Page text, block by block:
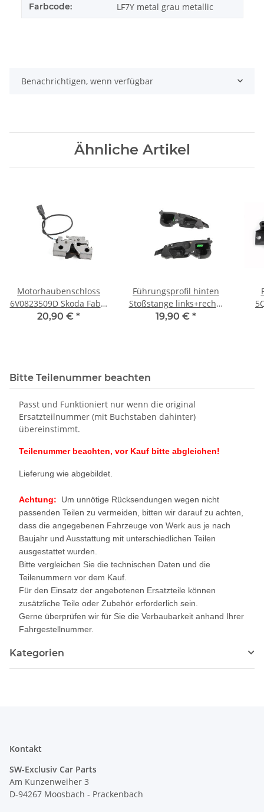
Farbcode: LF7Y metal grau metallic
Benachrichtigen, wenn verfügbar
Ähnliche Artikel
Motorhaubenschloss
6V0823509D Skoda Fabia
III NJ Haubenschloss
20,90 € *
Führungsprofil hinten
Stoßstange links+rechts
Skoda Superb 3V
19,90 € *
Bitte Teilenummer beachten
Passt und Funktioniert nur wenn die original
Ersatzteilnummer (mit Buchstaben dahinter)
übereinstimmt.
Teilenummer beachten, vor Kauf bitte abgleichen!
Lieferung wie abgebildet.
Achtung: Um unnötige Rücksendungen wegen nicht
passenden Teilen zu vermeiden, bitten wir darauf zu achten,
dass die angegebenen Fahrzeuge von Werk aus je nach
Baujahr und Ausstattung mit unterschiedlichen Teilen
ausgestattet wurden.
Bitte vergleichen Sie die technischen Daten und die
Teilenummern vor dem Kauf.
Für den Einsatz der angebotenen Ersatzteile können
zusätzliche Teile oder Zubehör erforderlich sein.
Gerne überprüfen wir für Sie die Verbaubarkeit anhand Ihrer
Fahrgestellnummer.
Kategorien
Kontakt
SW-Exclusiv Car Parts
Am Kunzenweiher 3
D-94267 Moosbach - Prackenbach